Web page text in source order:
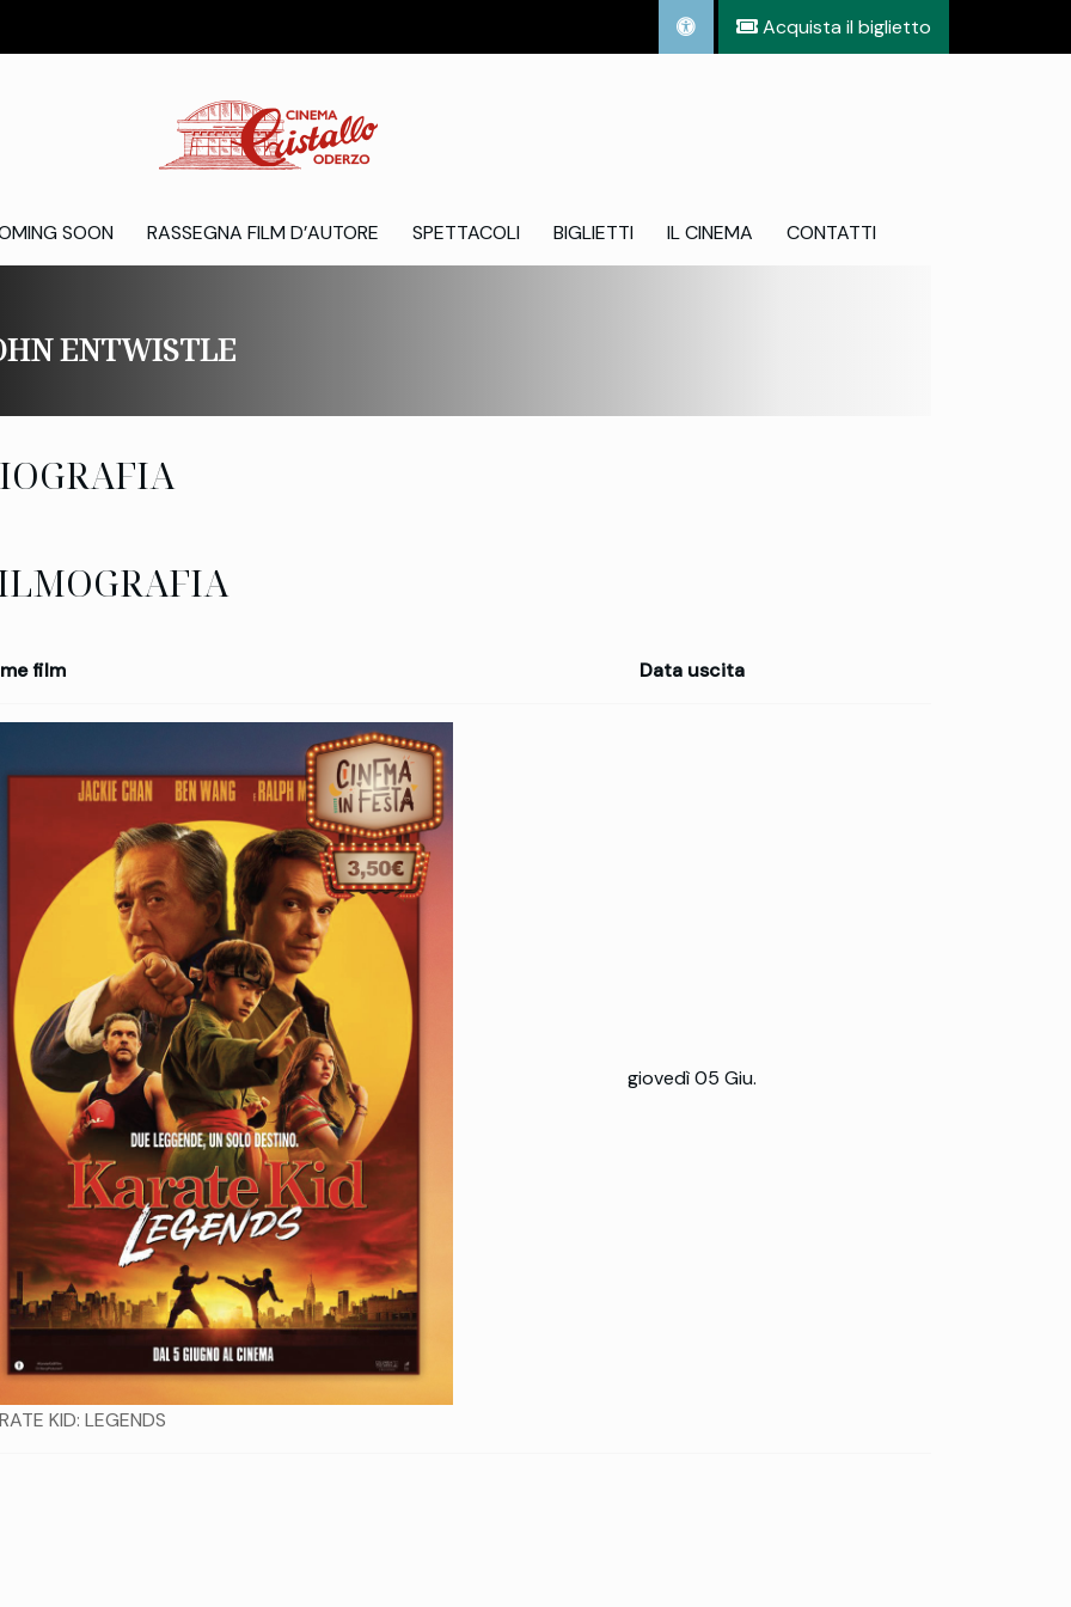
Acquista il biglietto
SOON RASSEGNA FILM D’AUTORE SPETTACOLI BIGLIETTI IL CINEMA CONTATTI
ENTWISTLE
film Data uscita
KID: LEGENDS
giovedì 05 Giu.